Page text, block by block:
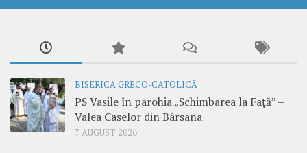
BISERICA GRECO-CATOLICĂ
PS Vasile în parohia „Schimbarea la Față” –
Valea Caselor din Bârsana
7 AUGUST 2026